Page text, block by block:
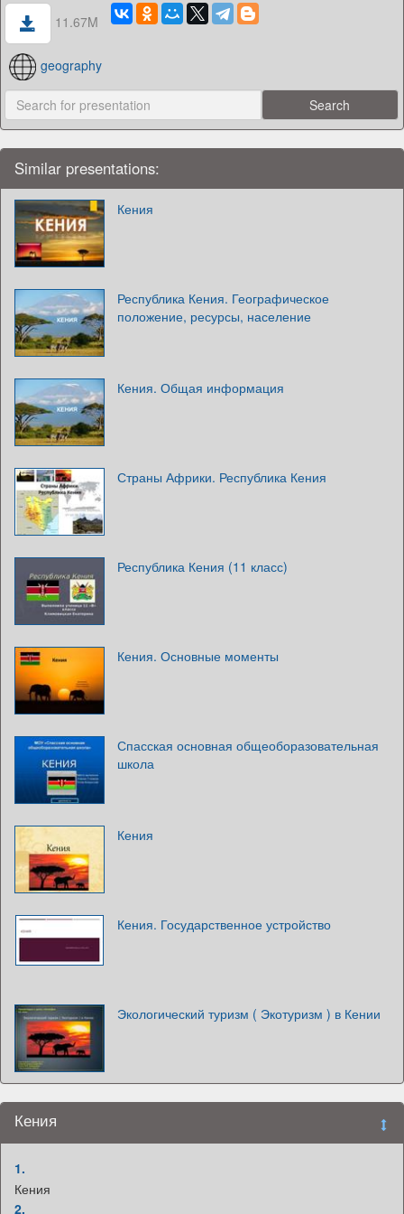
11.67M
geography
Similar presentations:
Кения
Республика Кения. Географическое
положение, ресурсы, население
Кения. Общая информация
Страны Африки. Республика Кения
Республика Кения (11 класс)
Кения. Основные моменты
Спасская основная общеоборазовательная
школа
Кения
Кения. Государственное устройство
Экологический туризм ( Экотуризм ) в Кении
Кения
1.
Кения
2.